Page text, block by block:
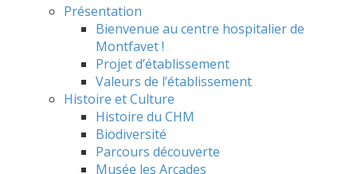
Présentation
Bienvenue au centre hospitalier de
Montfavet !
Projet d’établissement
Valeurs de l’établissement
Histoire et Culture
Histoire du CHM
Biodiversité
Parcours découverte
Musée les Arcades